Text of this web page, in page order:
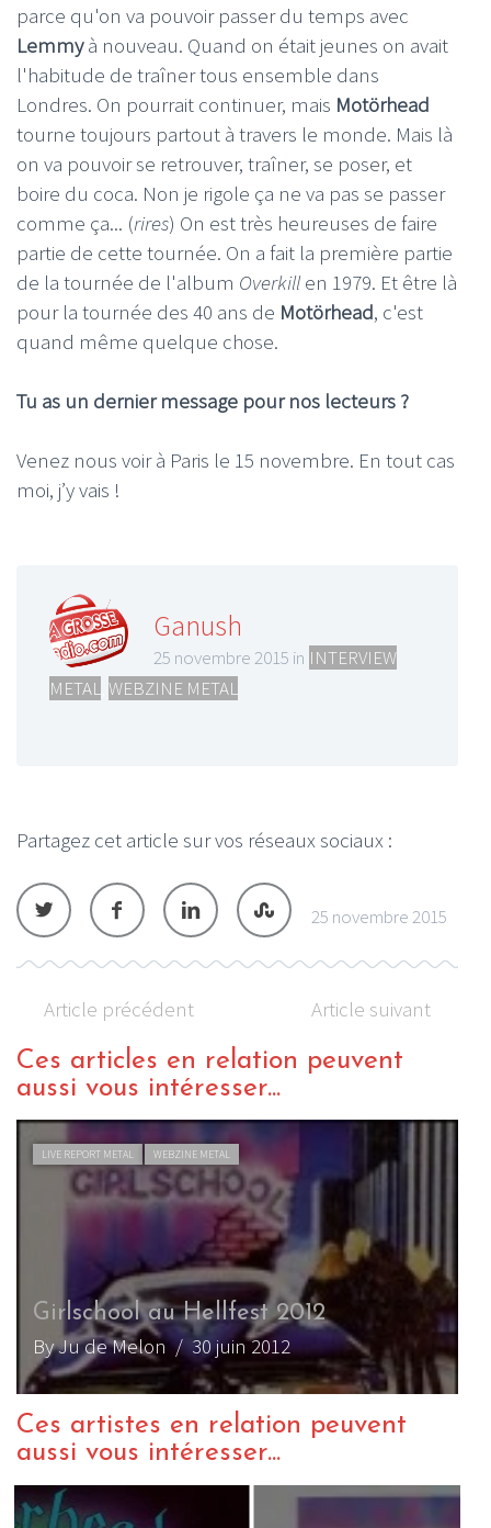
parce qu'on va pouvoir passer du temps avec
Lemmyà nouveau. Quand on était jeunes on avait
l'habitude de traîner tous ensemble dans
Londres. On pourrait continuer, mais Motörhead
tourne toujours partout à travers le monde. Mais là
on va pouvoir se retrouver, traîner, se poser, et
boire du coca. Non je rigole ça ne va pas se passer
comme ça... (rires) On est très heureuses de faire
partie de cette tournée. On a fait la première partie
de la tournée de l'album Overkillen 1979. Et être là
pour la tournée des 40 ans de Motörhead, c'est
quand même quelque chose.
Tu as un dernier message pour nos lecteurs ?
Venez nous voir à Paris le 15 novembre. En tout cas
moi, j’y vais !
Ganush
25 novembre 2015 in INTERVIEW
METAL WEBZINE METAL
Partagez cet article sur vos réseaux sociaux :
25 novembre 2015
Article précédent Article suivant
Ces articles en relation peuvent
aussi vous intéresser...
LIVE REPORT METAL WEBZINE METAL
Girlschool au Hellfest 2012
By Ju de Melon/ 30 juin 2012
Ces artistes en relation peuvent
aussi vous intéresser...